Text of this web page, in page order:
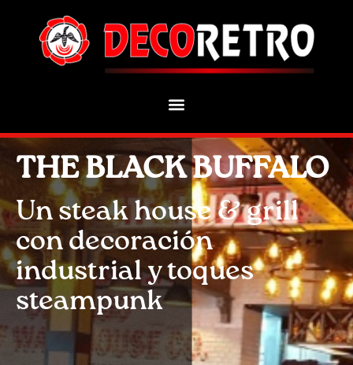
THE BLACK BUFFALO
Un steak house & grill
con decoración
industrial y toques
steampunk